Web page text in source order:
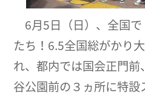
6月5日（日）、全国
たち！6.5全国総がかり
れ、都内では国会正門
谷公園前の３ヵ所に特設